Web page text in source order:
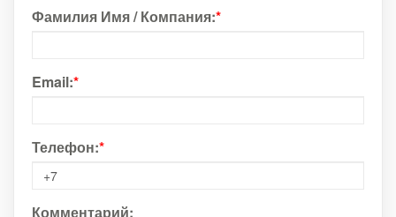
Фамилия Имя / Компания:*
Email:*
Телефон:*
Комментарий: